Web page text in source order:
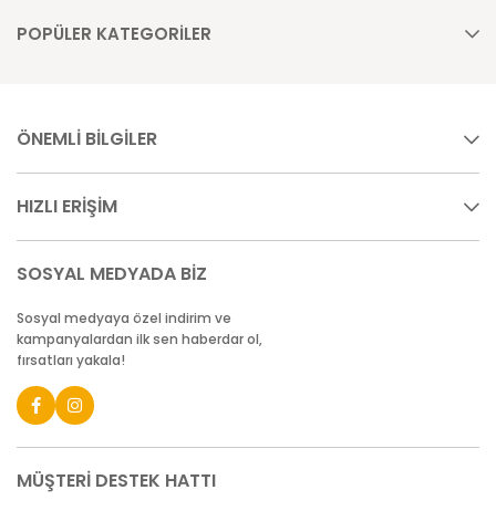
POPÜLER KATEGORİLER
ÖNEMLİ BİLGİLER
HIZLI ERİŞİM
SOSYAL MEDYADA BİZ
Sosyal medyaya özel indirim ve
kampanyalardan ilk sen haberdar ol,
fırsatları yakala!
MÜŞTERİ DESTEK HATTI